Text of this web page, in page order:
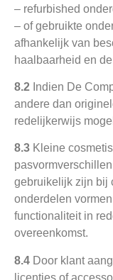
– refurbished
– of gebruikte
afhankelijk van
haalbaarheid en
8.2 Indien De
andere dan
redelijkerwijs
8.3 Kleine
gebruikelijk zijn bij
onderdelen
functionaliteit in
overeenkomst.
8.4 Door klant
licenties of